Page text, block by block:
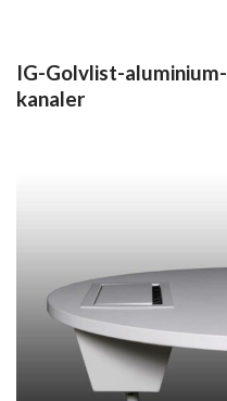
IG-Golvlist-aluminium-
kanaler